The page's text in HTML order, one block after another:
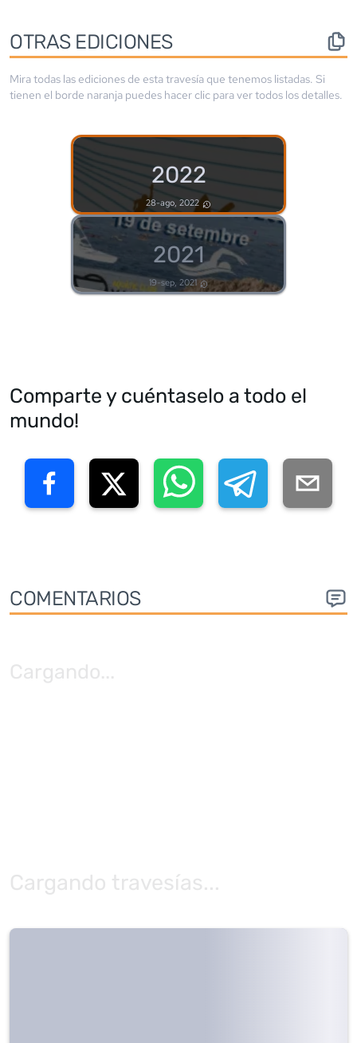
OTRAS EDICIONES
Mira todas las ediciones de esta travesía que tenemos listadas. Si
tienen el borde naranja puedes hacer clic para ver todos los detalles.
2022
28-ago, 2022
2021
19-sep, 2021
Comparte y cuéntaselo a todo el
mundo!
COMENTARIOS
Cargando...
Cargando travesías...